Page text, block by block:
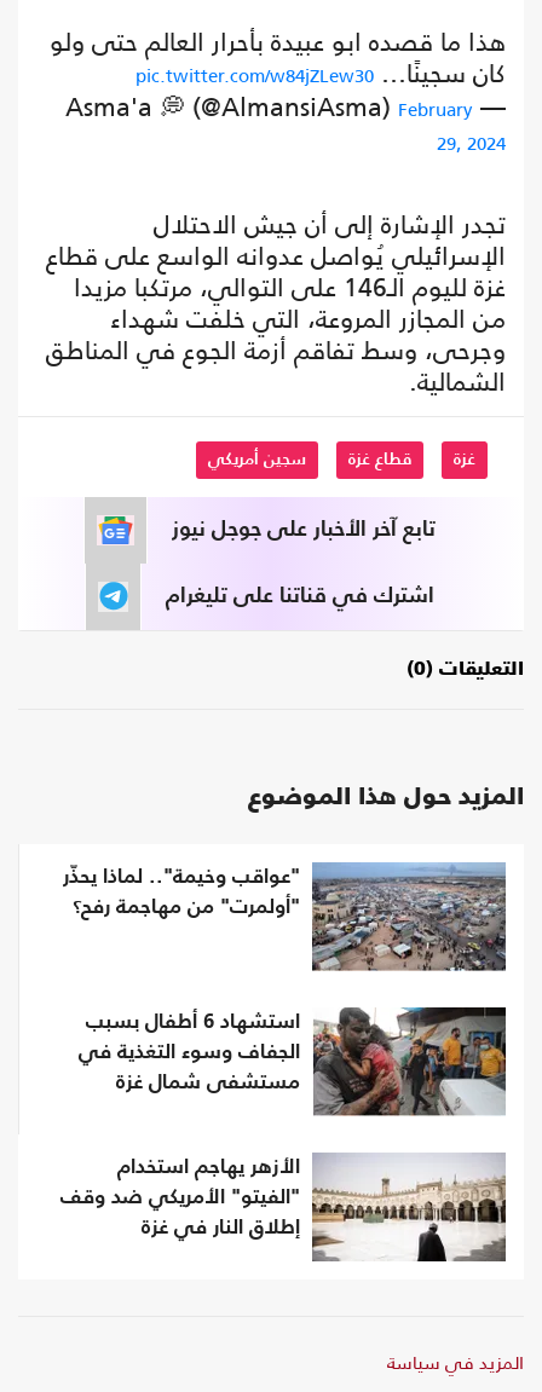
هذا ما قصده ابو عبيدة بأحرار العالم حتى ولو
كان سجينًا… pic.twitter.com/w84jZLew30
— Asma'a 💭 (@AlmansiAsma)
February
29, 2024
تجدر الإشارة إلى أن جيش الاحتلال
الإسرائيلي يُواصل عدوانه الواسع على قطاع
غزة لليوم الـ146 على التوالي، مرتكبا مزيدا
من المجازر المروعة، التي خلفت شهداء
وجرحى، وسط تفاقم أزمة الجوع في المناطق
الشمالية.
غزة قطاع غزة سجين أمريكي
تابع آخر الأخبار على جوجل نيوز
اشترك في قناتنا على تليغرام
التعليقات (0)
المزيد حول هذا الموضوع
"عواقب وخيمة".. لماذا يحذّر
"أولمرت" من مهاجمة رفح؟
استشهاد 6 أطفال بسبب
الجفاف وسوء التغذية في
مستشفى شمال غزة
الأزهر يهاجم استخدام
"الفيتو" الأمريكي ضد وقف
إطلاق النار في غزة
المزيد في سياسة